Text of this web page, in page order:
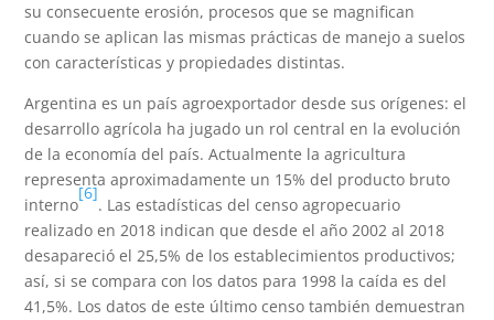
su consecuente erosión, procesos que se magnifican
cuando se aplican las mismas prácticas de manejo a suelos
con características y propiedades distintas.
Argentina es un país agroexportador desde sus orígenes: el
desarrollo agrícola ha jugado un rol central en la evolución
de la economía del país. Actualmente la agricultura
representa aproximadamente un 15% del producto bruto
interno
[6]
. Las estadísticas del censo agropecuario
realizado en 2018 indican que desde el año 2002 al 2018
desapareció el 25,5% de los establecimientos productivos;
así, si se compara con los datos para 1998 la caída es del
41,5%. Los datos de este último censo también demuestran